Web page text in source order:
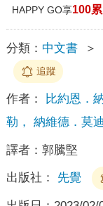
HAPPY GO享100
分類： 中文書 ＞
追蹤
作者：
比約恩．
勒， 納維德．莫
譯者： 郭騰堅
出版社： 先覺